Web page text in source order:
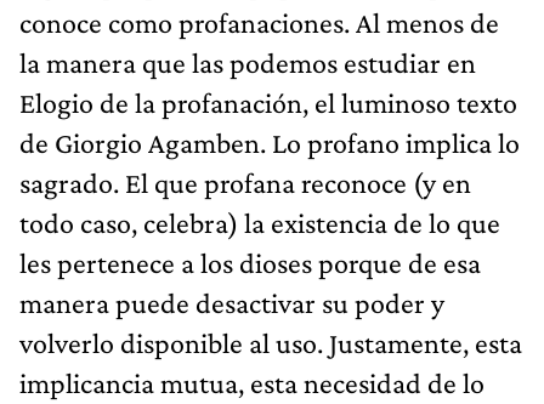
conoce como profanaciones. Al menos de
la manera que las podemos estudiar en
Elogio de la profanación, el luminoso texto
de Giorgio Agamben. Lo profano implica lo
sagrado. El que profana reconoce (y en
todo caso, celebra) la existencia de lo que
les pertenece a los dioses porque de esa
manera puede desactivar su poder y
volverlo disponible al uso. Justamente, esta
implicancia mutua, esta necesidad de lo